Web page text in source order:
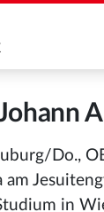
Do.,
in